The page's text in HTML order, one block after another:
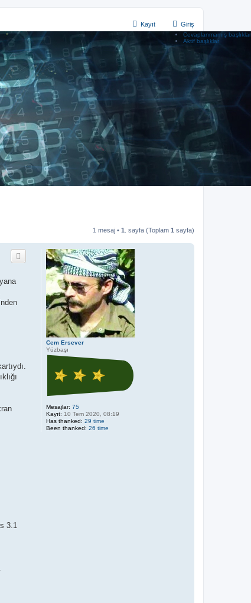
Giriş
Kayıt
Cevaplanmamış başlıklar
Aktif başlıklar
1 mesaj • 1 . sayfa (Toplam 1 sayfa)
Cem Ersever
Yüzbaşı
Mesajlar: 75
Kayıt: 10 Tem 2020, 08:19
Has thanked: 29 time
Been thanked: 26 time
3.1